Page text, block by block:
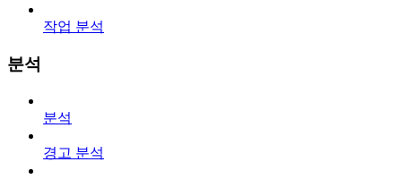
작업 분석
분석
분석
경고 분석